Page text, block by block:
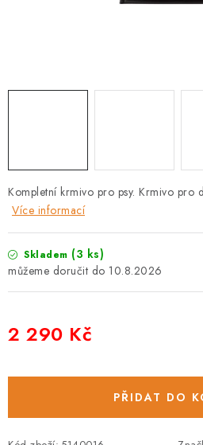
O nás Kontakty
Doprava a platba
Zásady použivání souboru cookies
FAQ
Kompletní krmivo pro psy. Krmivo pro
Více informací
Skladem (3 ks)
10.8.2026
2 290 Kč
PŘIDAT DO